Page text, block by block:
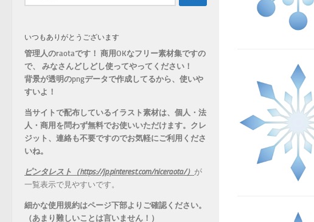
いつもありがとうございます
管理人のraotaです！ 商用OKなフリー素材集ですの
で、 みなさんどしどし使ってやってください！
背景が透明のpngデータで作成してるから、 使いや
すいよ！
当サイトで配布しているイラスト素材は、個人・法
人・商用を問わず無料でお使いいただけます。 クレ
ジット、連絡も不要ですのでお気軽にご利用くださ
いね。
ピンタレスト（https://jp.pinterest.com/niceraota/） が
一覧表示で見やすいです。
細かな使用規約はページ下部よりご確認ください。
（あまり難しいことは言いません！）